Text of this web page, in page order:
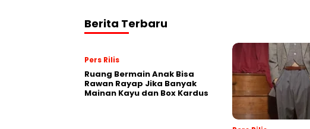
Berita Terbaru
Pers Rilis
Ruang Bermain Anak Bisa
Rawan Rayap Jika Banyak
Mainan Kayu dan Box Kardus